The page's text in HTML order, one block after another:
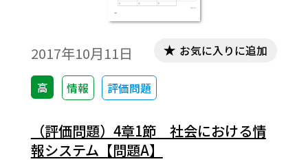
2017年10月11日
高 情報 評価問題
お気に入りに追加
（評価問題）4章1節 社会における情
報システム【問題A】